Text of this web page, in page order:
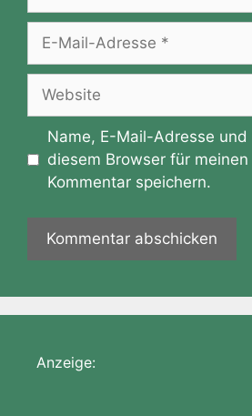
Adresse
Website
Name, E-Mail-Adresse und
diesem Browser für
Kommentar speichern.
Anzeige: